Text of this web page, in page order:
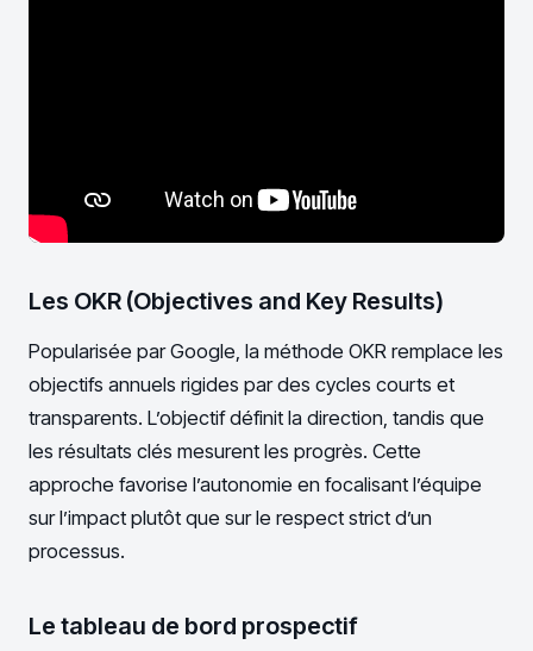
Les OKR (Objectives and Key Results)
Popularisée par Google, la méthode OKR remplace les
objectifs annuels rigides par des cycles courts et
transparents. L’objectif définit la direction, tandis que
les résultats clés mesurent les progrès. Cette
approche favorise l’autonomie en focalisant l’équipe
sur l’impact plutôt que sur le respect strict d’un
processus.
Le tableau de bord prospectif